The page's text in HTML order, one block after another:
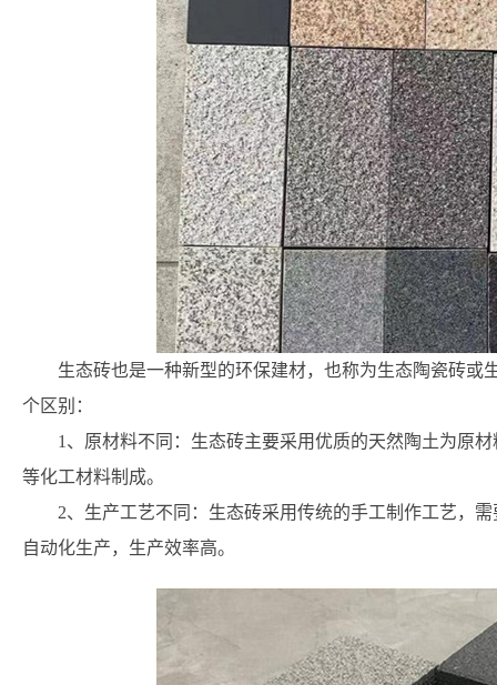
生态砖也是一种新型的环保建材，也称为生态陶瓷砖
个区别：
1、原材料不同：生态砖主要采用优质的天然陶土为原
等化工材料制成。
2、生产工艺不同：生态砖采用传统的手工制作工艺，
自动化生产，生产效率高。